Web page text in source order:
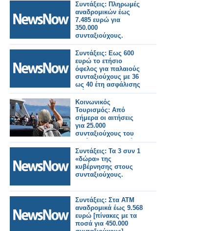
Συντάξεις: Πληρωμές
αναδρομικών έως
7.485 ευρώ για
350.000
συνταξιούχους.
Συντάξεις: Εως 600
ευρώ το ετήσιο
όφελος για παλαιούς
συνταξιούχους με 36
ως 40 έτη ασφάλισης
[πίνακες]
Κοινωνικός
Τουρισμός: Aπό
σήμερα οι αιτήσεις
για 25.000
συνταξιούχους του
πρώην ΟΑΕΕ – Πώς
γίνεται η διαδικασί
Συντάξεις: Τα 3 συν 1
«δώρα» της
κυβέρνησης στους
συνταξιούχους.
Συντάξεις: Στα ΑΤΜ
αναδρομικά έως 9.568
ευρώ [πίνακες με τα
ποσά για 450.000